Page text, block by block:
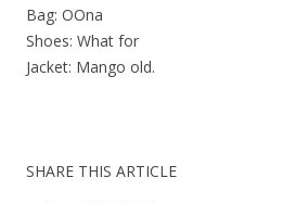
Bag: OOna
Shoes: What for
Jacket: Mango old.
SHARE THIS ARTICLE